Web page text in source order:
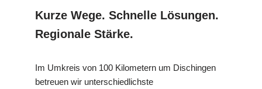
Kurze Wege. Schnelle Lösungen.
Regionale Stärke.
Im Umkreis von 100 Kilometern um Dischingen
betreuen wir unterschiedlichste